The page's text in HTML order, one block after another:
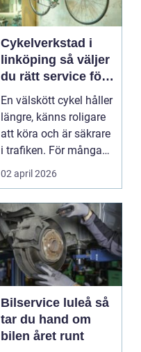
Cykelverkstad i
linköping så väljer
du rätt service för
din cykel
En välskött cykel håller
längre, känns roligare
att köra och är säkrare
i trafiken. För många
som cy...
02 april 2026
Bilservice luleå så
tar du hand om
bilen året runt